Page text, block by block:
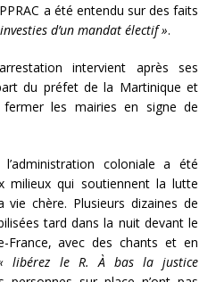
a été entendu sur des faits
d’un mandat électif ».
intervient après ses
du préfet de la Martinique et
les mairies en signe de
coloniale a été
milieux qui soutiennent la lutte
chère. Plusieurs dizaines de
tard dans la nuit devant le
France, avec des chants et en
libérez le R. À bas la justice